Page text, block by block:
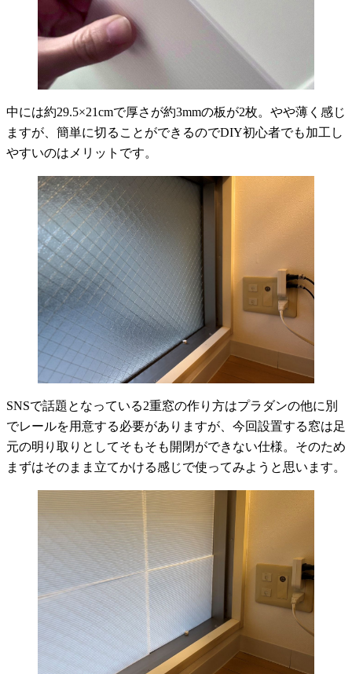
中には約29.5×21cmで厚さが約3mmの板が2枚。やや薄く感じ
ますが、簡単に切ることができるのでDIY初心者でも加工し
やすいのはメリットです。
SNSで話題となっている2重窓の作り方はプラダンの他に別
でレールを用意する必要がありますが、今回設置する窓は足
元の明り取りとしてそもそも開閉ができない仕様。そのため
まずはそのまま立てかける感じで使ってみようと思います。